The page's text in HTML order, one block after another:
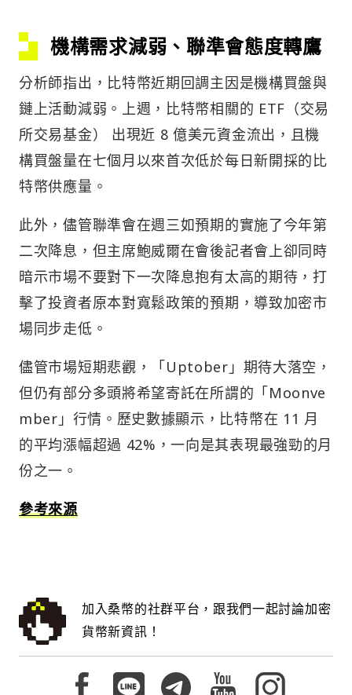
機構需求減弱、聯準會態度轉鷹
分析師指出，比特幣近期回調主因是機構買盤與
鏈上活動減弱。上週，比特幣相關的 ETF（交易
所交易基金） 出現近 8 億美元資金流出，且機
構買盤量在七個月以來首次低於每日新開採的比
特幣供應量。
此外，儘管聯準會在週三如預期的實施了今年第
二次降息，但主席鮑威爾在會後記者會上卻同時
暗示市場不要對下一次降息抱有太高的期待，打
擊了投資者原本對寬鬆政策的預期，導致加密市
場同步走低。
儘管市場短期悲觀，「Uptober」期待大落空，
但仍有部分多頭將希望寄託在所謂的「Moonve
mber」行情。歷史數據顯示，比特幣在 11 月
的平均漲幅超過 42%，一向是其表現最強勁的月
份之一。
參考來源
加入桑幣的社群平台，跟我們一起討論加密
貨幣新資訊！